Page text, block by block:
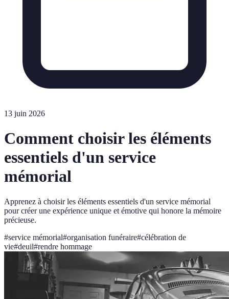
13 juin 2026
Comment choisir les éléments
essentiels d'un service
mémorial
Apprenez à choisir les éléments essentiels d'un service mémorial
pour créer une expérience unique et émotive qui honore la mémoire
précieuse.
#service mémorial#organisation funéraire#célébration de
vie#deuil#rendre hommage